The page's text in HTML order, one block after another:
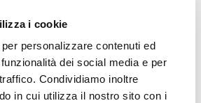
i cookie
personalizzare contenuti ed
dei social media e per
Condividiamo inoltre
in cui utilizza il nostro sito con i